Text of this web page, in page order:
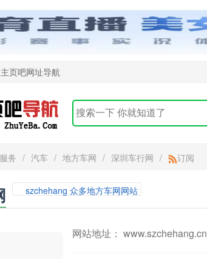
页吧网址导航
务 / 汽车 / 地方车网 / 深圳车行网 / 订阅
szchehang 众多地方车网网站
网站地址： www.szchehang.cn